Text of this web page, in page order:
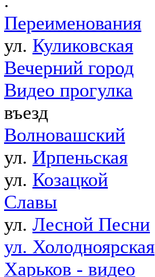
Переименования
ул. Куликовская
Вечерний город
Видео прогулка
въезд
Волновашский
ул. Ирпеньская
ул. Козацкой
Славы
ул. Лесной Песни
ул. Холодноярская
Харьков - видео